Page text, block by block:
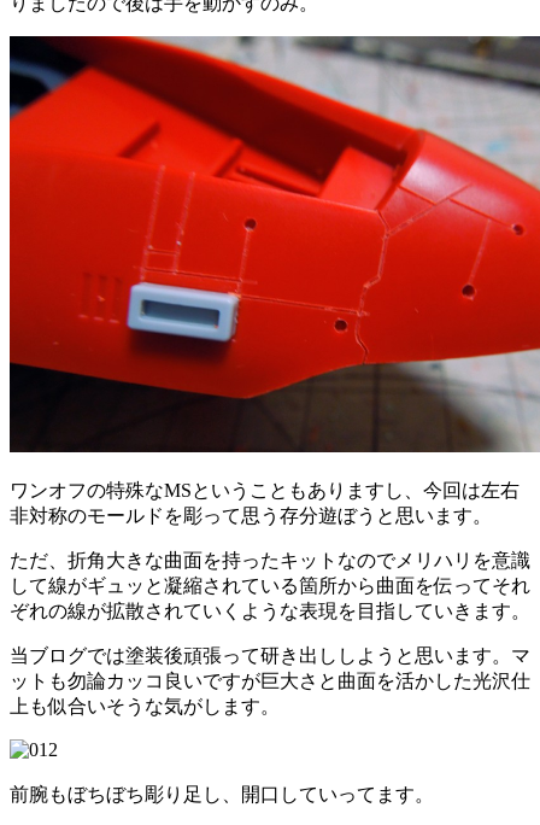
ワンオフの特殊なMSということもありますし、今回は左右
非対称のモールドを彫って思う存分遊ぼうと思います。
ただ、折角大きな曲面を持ったキットなのでメリハリを意識
して線がギュッと凝縮されている箇所から曲面を伝ってそれ
ぞれの線が拡散されていくような表現を目指していきます。
当ブログでは塗装後頑張って研き出ししようと思います。マ
ットも勿論カッコ良いですが巨大さと曲面を活かした光沢仕
上も似合いそうな気がします。
前腕もぼちぼち彫り足し、開口していってます。